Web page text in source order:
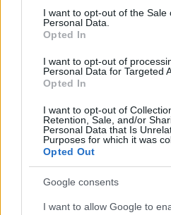
consent section.
I want to opt-out of the Sale
Personal Data.
Opted In
I want to opt-out of
Personal Data for Targeted
Opted In
I want to opt-out of
Retention, Sale, and/or
Personal Data that Is
Purposes for which it was
Opted Out
Google consents
I want to allow Google to
1
MotoGP: Bezzecchi közel